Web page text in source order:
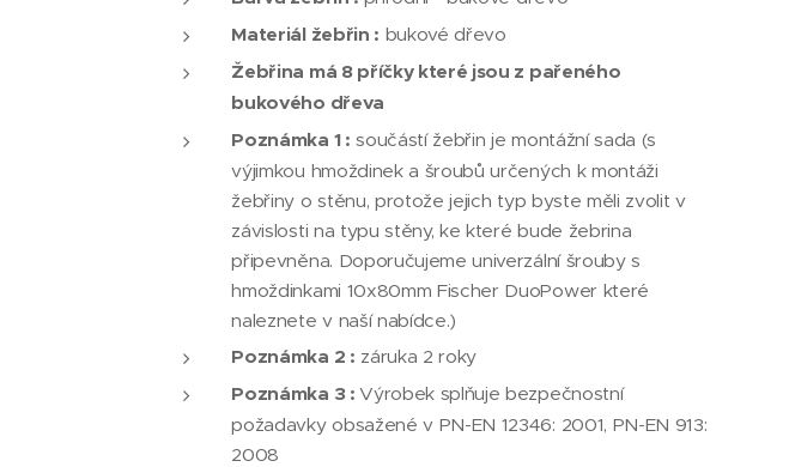
Materiál žebřin : bukové dřevo
Žebřina má 8 příčky které jsou z pařeného
bukového dřeva
Poznámka 1 : součástí žebřin je montážní sada (s
výjimkou hmoždinek a šroubů určených k montáži
žebřiny o stěnu, protože jejich typ byste měli zvolit v
závislosti na typu stěny, ke které bude žebrina
připevněna. Doporučujeme univerzální šrouby s
hmoždinkami 10x80mm Fischer DuoPower které
naleznete v naší nabídce.)
Poznámka 2 : záruka 2 roky
Poznámka 3 :Výrobek splňuje bezpečnostní
požadavky obsažené v PN-EN 12346: 2001, PN-EN 913:
2008